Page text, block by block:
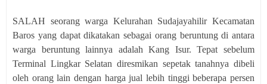
SALAH seorang warga Kelurahan Sudajayahilir Kecamatan
Baros yang dapat dikatakan sebagai orang beruntung di antara
warga beruntung lainnya adalah Kang Isur. Tepat sebelum
Terminal Lingkar Selatan diresmikan sepetak tanahnya dibeli
oleh orang lain dengan harga jual lebih tinggi beberapa persen